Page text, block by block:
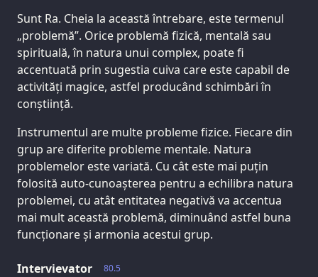
Sunt Ra. Cheia la această întrebare, este termenul
„problemă”. Orice problemă fizică, mentală sau
spirituală, în natura unui complex, poate fi
accentuată prin sugestia cuiva care este capabil de
activități magice, astfel producând schimbări în
conștiință.
Instrumentul are multe probleme fizice. Fiecare din
grup are diferite probleme mentale. Natura
problemelor este variată. Cu cât este mai puțin
folosită auto-cunoașterea pentru a echilibra natura
problemei, cu atât entitatea negativă va accentua
mai mult această problemă, diminuând astfel buna
funcționare și armonia acestui grup.
80.5
Intervievator